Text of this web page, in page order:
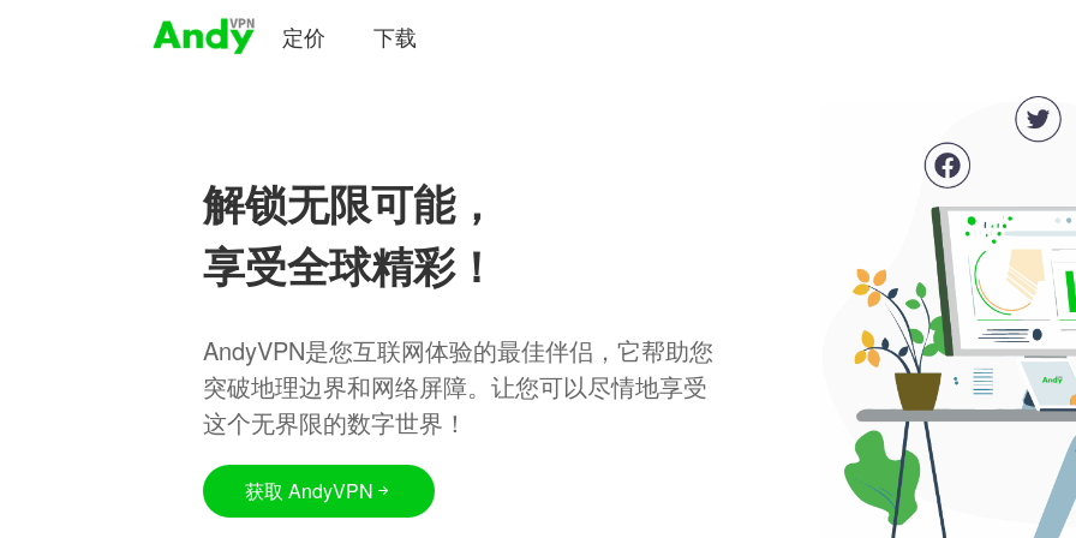
定价 下载
解锁无限可能，
享受全球精彩！
AndyVPN是您互联网体验的最佳伴侣，它帮助您
突破地理边界和网络屏障。让您可以尽情地享受
这个无界限的数字世界！
获取 AndyVPN